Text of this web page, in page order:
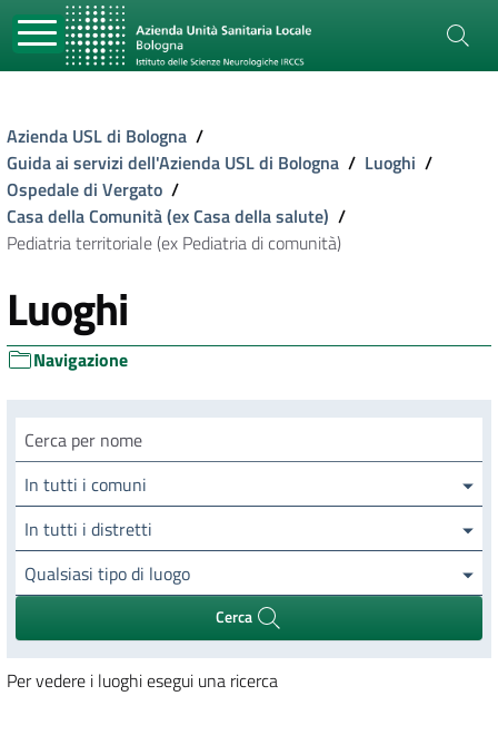
Azienda USL di Bologna /
Guida ai servizi dell'Azienda USL di Bologna / Luoghi /
Ospedale di Vergato /
Casa della Comunità (ex Casa della salute) /
Pediatria territoriale (ex Pediatria di comunità)
Luoghi
Navigazione
Cerca luogo
In tutti i comuni
In tutti i distretti
Qualsiasi tipo di luogo
Cerca
Per vedere i luoghi esegui una ricerca